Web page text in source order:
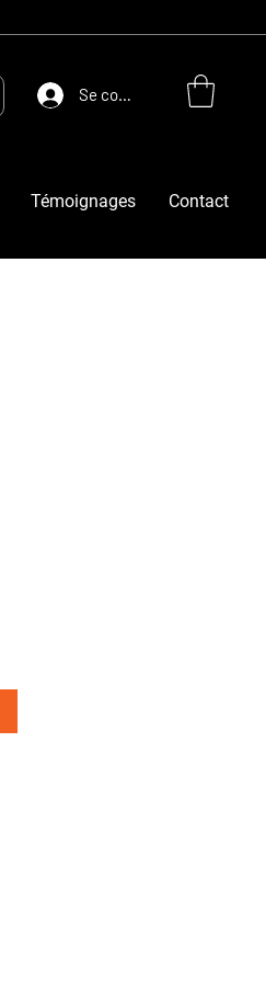
Se connecter
Témoignages Contact